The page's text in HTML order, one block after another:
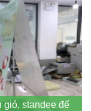
standee đế